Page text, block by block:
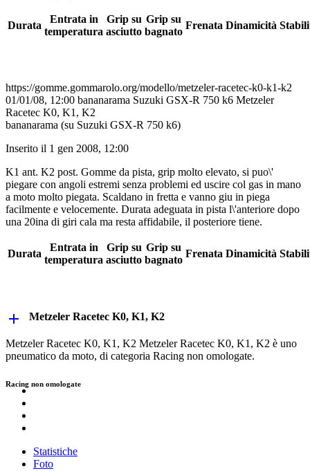
Durata
Entrata in
temperatura
Grip su
asciutto
Grip su
bagnato
Frenata Dinamicità
https://gomme.gommarolo.org/modello/metzeler-racetec-k0-k1-k2
01/01/08, 12:00 bananarama Suzuki GSX-R 750 k6 Metzeler
Racetec K0, K1, K2
bananarama (su Suzuki GSX-R 750 k6)
Inserito il 1 gen 2008, 12:00
K1 ant. K2 post. Gomme da pista, grip molto elevato, si puo\'
piegare con angoli estremi senza problemi ed uscire col gas in mano
a moto molto piegata. Scaldano in fretta e vanno giu in piega
facilmente e velocemente. Durata adeguata in pista l\'anteriore dopo
una 20ina di giri cala ma resta affidabile, il posteriore tiene.
Durata
Entrata in
temperatura
Grip su
asciutto
Grip su
bagnato
Frenata Dinamicità
add Metzeler Racetec K0, K1, K2
Metzeler Racetec K0, K1, K2 Metzeler Racetec K0, K1, K2 è uno
pneumatico da moto, di categoria Racing non omologate.
Racing non omologate
Statistiche
Foto